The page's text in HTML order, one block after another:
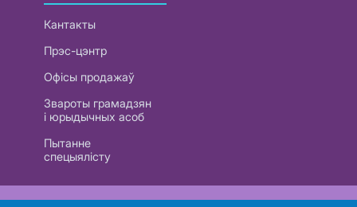
Кантакты
Прэс-цэнтр
Офісы продажаў
Звароты грамадзян
і юрыдычных асоб
Пытанне
спецыялісту